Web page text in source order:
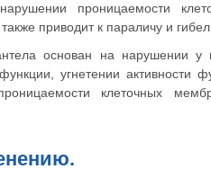
проницаемости
приводит к параличу и
основан на нарушении у
угнетении активности
клеточных